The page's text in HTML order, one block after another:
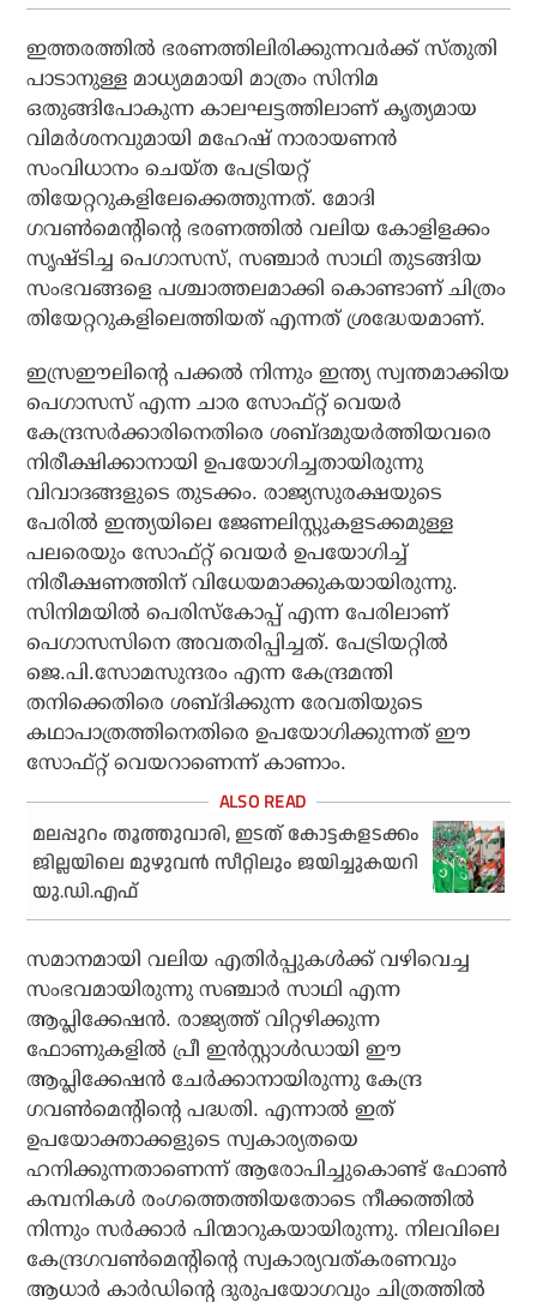
ഇത്തരത്തില്‍ ഭരണത്തിലിരിക്കുന്നവര്‍ക്ക് സ്തുതി
പാടാനുള്ള മാധ്യമമായി മാത്രം സിനിമ
ഒതുങ്ങിപോകുന്ന കാലഘട്ടത്തിലാണ് കൃത്യമായ
വിമര്‍ശനവുമായി മഹേഷ് നാരായണന്‍
സംവിധാനം ചെയ്ത പേട്രിയറ്റ്
തിയേറ്ററുകളിലേക്കെത്തുന്നത്. മോദി
ഗവണ്‍മെന്റിന്റെ ഭരണത്തില്‍ വലിയ കോളിളക്കം
സൃഷ്ടിച്ച പെഗാസസ്, സഞ്ചാര്‍ സാഥി തുടങ്ങിയ
സംഭവങ്ങളെ പശ്ചാത്തലമാക്കി കൊണ്ടാണ് ചിത്രം
തിയേറ്ററുകളിലെത്തിയത് എന്നത് ശ്രദ്ധേയമാണ്.
ഇസ്രഈലിന്റെ പക്കല്‍ നിന്നും ഇന്ത്യ സ്വന്തമാക്കിയ
പെഗാസസ് എന്ന ചാര സോഫ്റ്റ് വെയര്‍
കേന്ദ്രസര്‍ക്കാരിനെതിരെ ശബ്ദമുയര്‍ത്തിയവരെ
നിരീക്ഷിക്കാനായി ഉപയോഗിച്ചതായിരുന്നു
വിവാദങ്ങളുടെ തുടക്കം. രാജ്യസുരക്ഷയുടെ
പേരില്‍ ഇന്ത്യയിലെ ജേണലിസ്റ്റുകളടക്കമുള്ള
പലരെയും സോഫ്റ്റ് വെയര്‍ ഉപയോഗിച്ച്
നിരീക്ഷണത്തിന് വിധേയമാക്കുകയായിരുന്നു.
സിനിമയില്‍ പെരിസ്‌കോപ്പ് എന്ന പേരിലാണ്
പെഗാസസിനെ അവതരിപ്പിച്ചത്. പേട്രിയറ്റില്‍
ജെ.പി.സോമസുന്ദരം എന്ന കേന്ദ്രമന്തി
തനിക്കെതിരെ ശബ്ദിക്കുന്ന രേവതിയുടെ
കഥാപാത്രത്തിനെതിരെ ഉപയോഗിക്കുന്നത് ഈ
സോഫ്റ്റ് വെയറാണെന്ന് കാണാം.
മലപ്പുറം തൂത്തുവാരി, ഇടത് കോട്ടകളടക്കം
ജില്ലയിലെ മുഴുവൻ സീറ്റിലും ജയിച്ചുകയറി
യു.ഡി.എഫ്
സമാനമായി വലിയ എതിര്‍പ്പുകള്‍ക്ക് വഴിവെച്ച
സംഭവമായിരുന്നു സഞ്ചാര്‍ സാഥി എന്ന
ആപ്ലിക്കേഷന്‍. രാജ്യത്ത് വിറ്റഴിക്കുന്ന
ഫോണുകളില്‍ പ്രീ ഇന്‍സ്റ്റാള്‍ഡായി ഈ
ആപ്ലിക്കേഷന്‍ ചേര്‍ക്കാനായിരുന്നു കേന്ദ്ര
ഗവണ്‍മെന്റിന്റെ പദ്ധതി. എന്നാല്‍ ഇത്
ഉപയോക്താക്കളുടെ സ്വകാര്യതയെ
ഹനിക്കുന്നതാണെന്ന് ആരോപിച്ചുകൊണ്ട് ഫോണ്‍
കമ്പനികള്‍ രംഗത്തെത്തിയതോടെ നീക്കത്തില്‍
നിന്നും സര്‍ക്കാര്‍ പിന്മാറുകയായിരുന്നു. നിലവിലെ
കേന്ദ്രഗവണ്‍മെന്റിന്റെ സ്വകാര്യവത്കരണവും
ആധാര്‍ കാര്‍ഡിന്റെ ദുരുപയോഗവും ചിത്രത്തില്‍